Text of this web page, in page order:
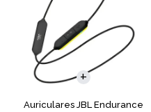
Auriculares JBL Endurance